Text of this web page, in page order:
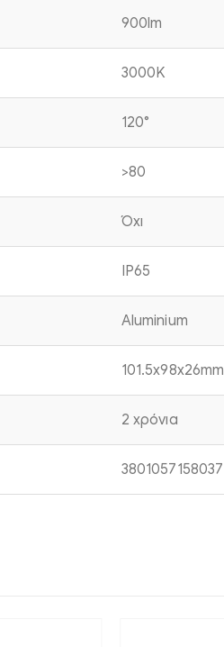
900lm
3000K
120°
>80
Όχι
IP65
Aluminium
101.5x98x26mm
2 χρόνια
3801057158037